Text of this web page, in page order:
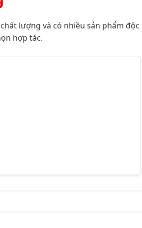
lượng và có nhiều sản phẩm độc
hợp tác.